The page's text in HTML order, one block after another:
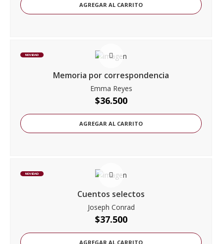
AGREGAR AL CARRITO
NOVEDAD
Memoria por correspondencia
Emma Reyes
$36.500
AGREGAR AL CARRITO
NOVEDAD
Cuentos selectos
Joseph Conrad
$37.500
AGREGAR AL CARRITO